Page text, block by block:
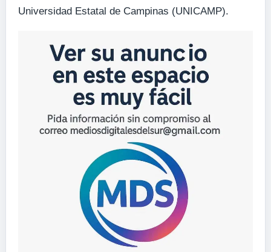
Universidad Estatal de Campinas (UNICAMP).